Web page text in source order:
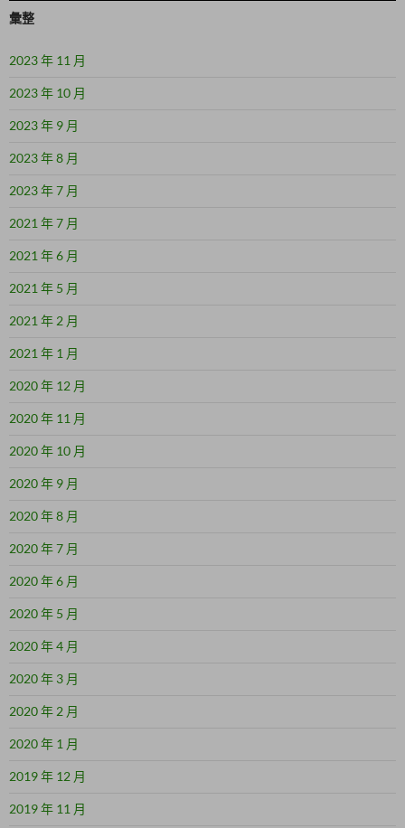
彙整
2023 年 11 月
2023 年 10 月
2023 年 9 月
2023 年 8 月
2023 年 7 月
2021 年 7 月
2021 年 6 月
2021 年 5 月
2021 年 2 月
2021 年 1 月
2020 年 12 月
2020 年 11 月
2020 年 10 月
2020 年 9 月
2020 年 8 月
2020 年 7 月
2020 年 6 月
2020 年 5 月
2020 年 4 月
2020 年 3 月
2020 年 2 月
2020 年 1 月
2019 年 12 月
2019 年 11 月